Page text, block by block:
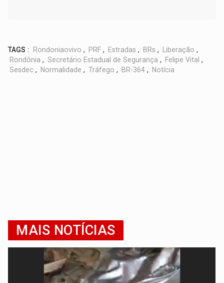
TAGS : Rondoniaovivo , PRF , Estradas , BRs , Liberação ,
Rondônia , Secretário Estadual de Segurança , Felipe Vital ,
Sesdec , Normalidade , Tráfego , BR-364 , Notícia
MAIS NOTÍCIAS